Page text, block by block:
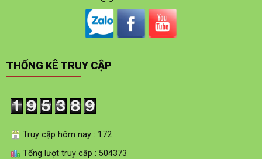
THỐNG KÊ TRUY CẬP
Truy cập hôm nay : 172
Tổng lượt truy cập : 504373